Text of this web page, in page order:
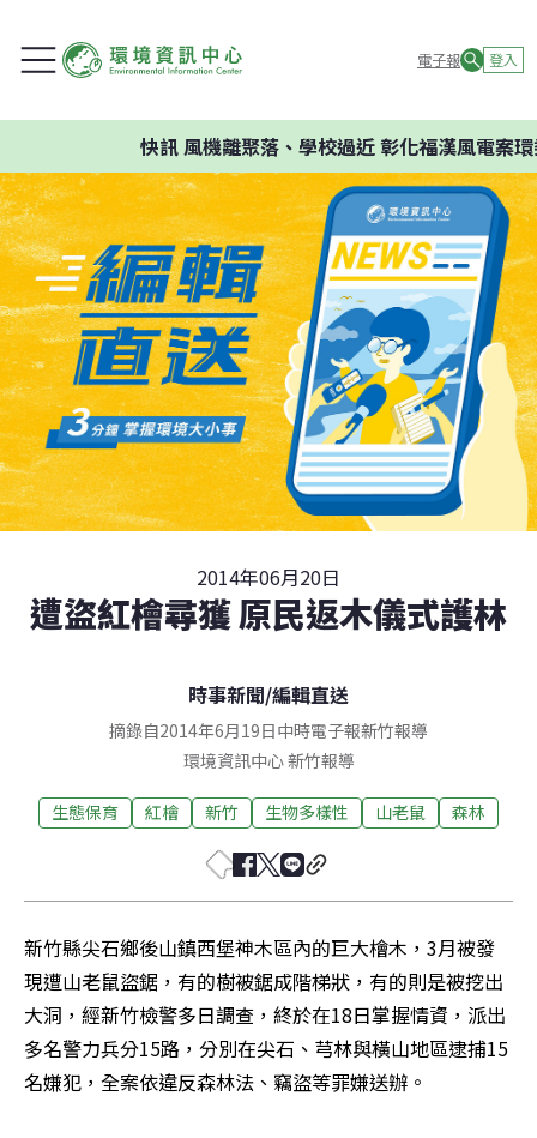
電子報 登入
快訊風機離聚落、學校過近 彰化福漢風電案環
2014年06月20日
遭盜紅檜尋獲 原民返木儀式護林
時事新聞/編輯直送
摘錄自2014年6月19日中時電子報新竹報導
環境資訊中心新竹報導
生態保育 紅檜 新竹 生物多樣性 山老鼠 森林
新竹縣尖石鄉後山鎮西堡神木區內的巨大檜木，3月被發
現遭山老鼠盜鋸，有的樹被鋸成階梯狀，有的則是被挖出
大洞，經新竹檢警多日調查，終於在18日掌握情資，派出
多名警力兵分15路，分別在尖石、芎林與橫山地區逮捕15
名嫌犯，全案依違反森林法、竊盜等罪嫌送辦。